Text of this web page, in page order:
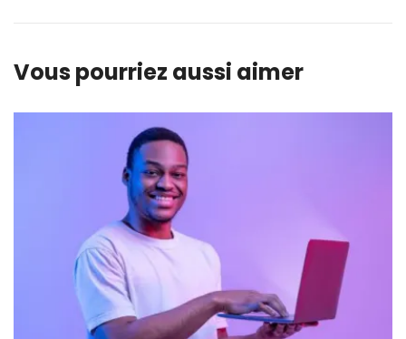
Vous pourriez aussi aimer